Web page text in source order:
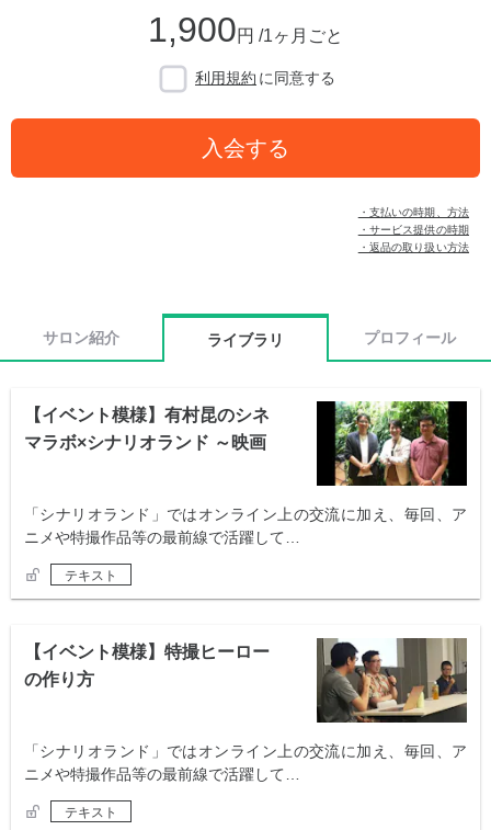
1,900円 /1ヶ月ごと
利用規約 に同意する
入会する
・支払いの時期、方法
・サービス提供の時期
・返品の取り扱い方法
サロン紹介 ライブラリ プロフィール
【イベント模様】有村昆のシネ
マラボ×シナリオランド ～映画
「シナリオランド」ではオンライン上の交流に加え、毎回、ア
ニメや特撮作品等の最前線で活躍して…
テキスト
【イベント模様】特撮ヒーロー
の作り方
「シナリオランド」ではオンライン上の交流に加え、毎回、ア
ニメや特撮作品等の最前線で活躍して…
テキスト